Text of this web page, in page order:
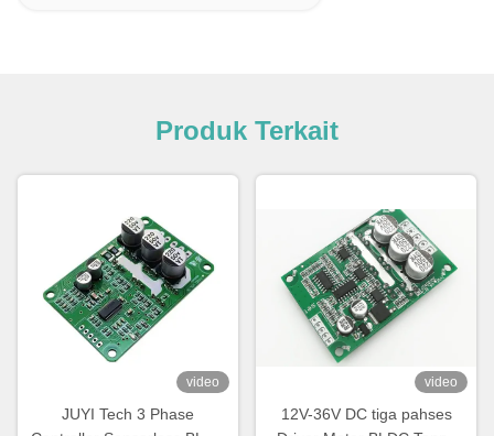
Produk Terkait
video
JUYI Tech 3 Phase
video
12V-36V DC tiga pahses